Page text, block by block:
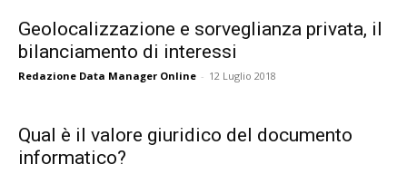
Geolocalizzazione e sorveglianza privata, il
bilanciamento di interessi
Redazione Data Manager Online - 12 Luglio 2018
Qual è il valore giuridico del documento
informatico?